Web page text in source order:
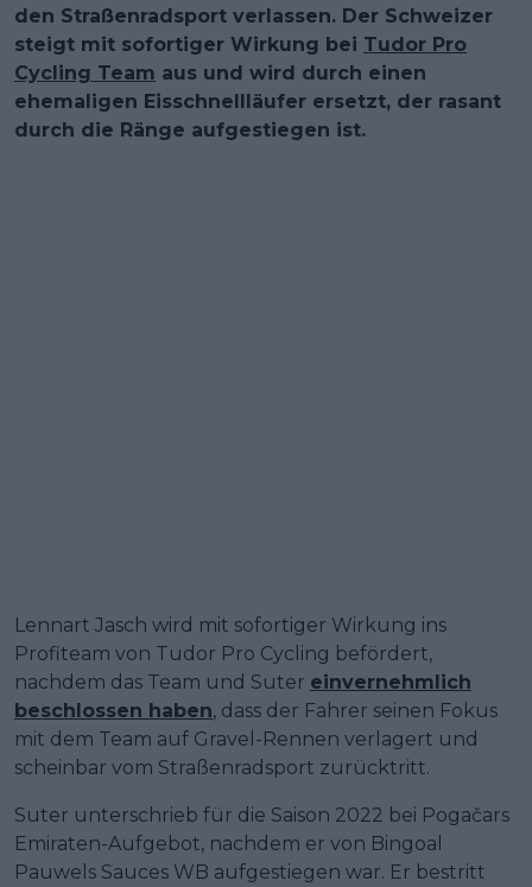
den Straßenradsport verlassen. Der Schweizer
steigt mit sofortiger Wirkung bei Tudor Pro
Cycling Team aus und wird durch einen
ehemaligen Eisschnellläufer ersetzt, der rasant
durch die Ränge aufgestiegen ist.
Lennart Jasch wird mit sofortiger Wirkung ins
Profiteam von Tudor Pro Cycling befördert,
nachdem das Team und Suter einvernehmlich
beschlossen haben, dass der Fahrer seinen Fokus
mit dem Team auf Gravel-Rennen verlagert und
scheinbar vom Straßenradsport zurücktritt.
Suter unterschrieb für die Saison 2022 bei Pogačars
Emiraten-Aufgebot, nachdem er von Bingoal
Pauwels Sauces WB aufgestiegen war. Er bestritt